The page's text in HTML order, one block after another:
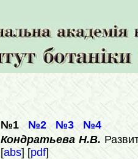
№1 №2 №3
№4
Кондратьева Н.В.
[abs] [pdf]